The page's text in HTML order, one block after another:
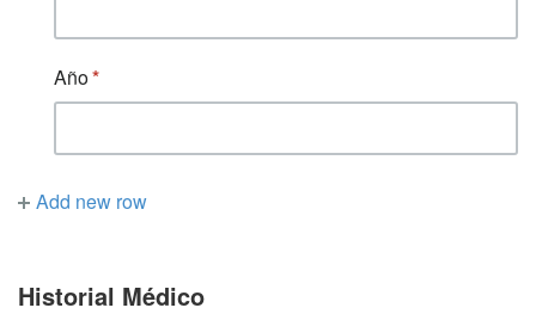
Año
Add new row
Historial Médico